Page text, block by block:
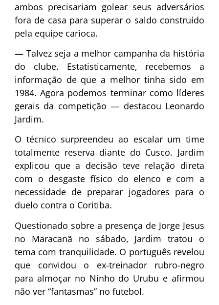
ambos precisariam golear seus adversários
fora de casa para superar o saldo construído
pela equipe carioca.
— Talvez seja a melhor campanha da história
do clube. Estatisticamente, recebemos a
informação de que a melhor tinha sido em
1984. Agora podemos terminar como líderes
gerais da competição — destacou Leonardo
Jardim.
O técnico surpreendeu ao escalar um time
totalmente reserva diante do Cusco. Jardim
explicou que a decisão teve relação direta
com o desgaste físico do elenco e com a
necessidade de preparar jogadores para o
duelo contra o Coritiba.
Questionado sobre a presença de Jorge Jesus
no Maracanã no sábado, Jardim tratou o
tema com tranquilidade. O português revelou
que convidou o ex-treinador rubro-negro
para almoçar no Ninho do Urubu e afirmou
não ver “fantasmas” no futebol.